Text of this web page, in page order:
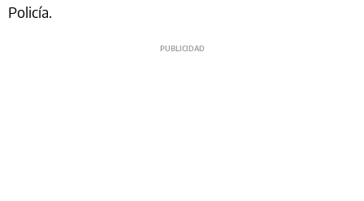
Policía.